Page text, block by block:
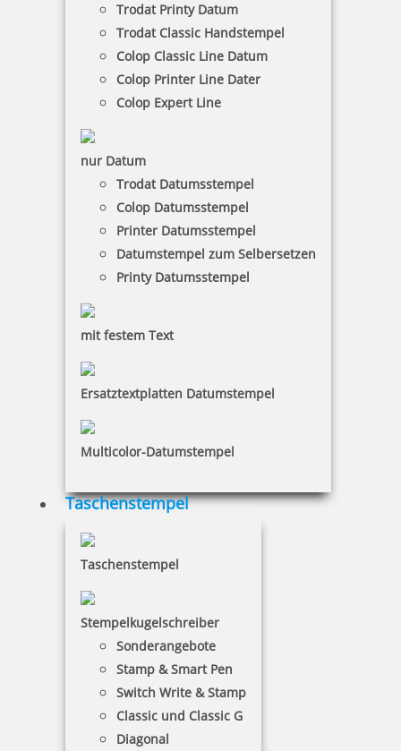
Trodat Printy Datum
Trodat Classic Handstempel
Colop Classic Line Datum
Colop Printer Line Dater
Colop Expert Line
nur Datum
Trodat Datumsstempel
Colop Datumsstempel
Printer Datumsstempel
Datumstempel zum Selbersetzen
Printy Datumsstempel
mit festem Text
Ersatztextplatten Datumstempel
Multicolor-Datumstempel
Taschenstempel
Taschenstempel
Stempelkugelschreiber
Sonderangebote
Stamp & Smart Pen
Switch Write & Stamp
Classic und Classic G
Diagonal
Trodat Datumsstempel 1020
6,60 €